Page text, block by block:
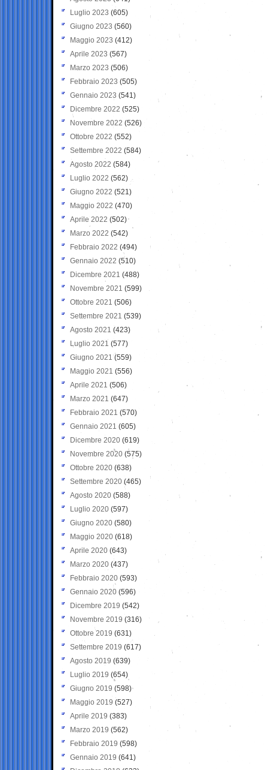
Luglio 2023 (605)
Giugno 2023 (560)
Maggio 2023 (412)
Aprile 2023 (567)
Marzo 2023 (506)
Febbraio 2023 (505)
Gennaio 2023 (541)
Dicembre 2022 (525)
Novembre 2022 (526)
Ottobre 2022 (552)
Settembre 2022 (584)
Agosto 2022 (584)
Luglio 2022 (562)
Giugno 2022 (521)
Maggio 2022 (470)
Aprile 2022 (502)
Marzo 2022 (542)
Febbraio 2022 (494)
Gennaio 2022 (510)
Dicembre 2021 (488)
Novembre 2021 (599)
Ottobre 2021 (506)
Settembre 2021 (539)
Agosto 2021 (423)
Luglio 2021 (577)
Giugno 2021(559)
Maggio 2021 (556)
Aprile 2021 (506)
Marzo 2021 (647)
Febbraio 2021 (570)
Gennaio 2021 (605)
Dicembre 2020 (619)
Novembre 2020 (575)
Ottobre 2020 (638)
Settembre 2020(465)
Agosto 2020 (588)
Luglio 2020 (597)
Giugno 2020 (580)
Maggio 2020 (618)
Aprile 2020 (643)
Marzo 2020 (437)
Febbraio 2020 (593)
Gennaio 2020 (596)
Dicembre 2019 (542)
Novembre 2019 (316)
Ottobre 2019 (631)
Settembre 2019 (617)
Agosto 2019 (639)
Luglio 2019 (654)
Giugno 2019 (598)
Maggio 2019 (527)
Aprile 2019 (383)
Marzo 2019 (562)
Febbraio 2019 (598)
Gennaio 2019 (641)